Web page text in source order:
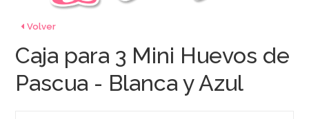
Volver
Caja para 3 Mini Huevos de
Pascua - Blanca y Azul